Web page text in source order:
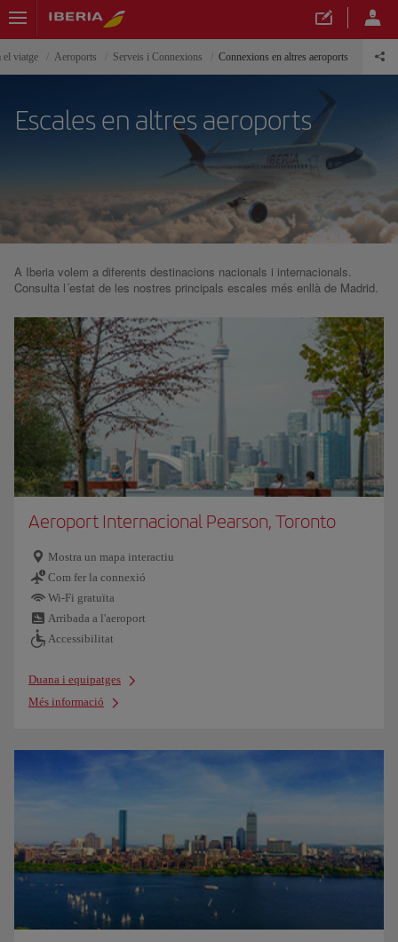
el viatge Aeroports Serveis i Connexions Connexions en altres aeroports
Escales en altres aeroports
A Iberia volem a diferents destinacions nacionals i internacionals.
Consulta l´estat de les nostres principals escales més enllà de Madrid.
Aeroport Internacional Pearson, Toronto
Mostra un mapa interactiu
Com fer la connexió
Wi-Fi gratuïta
Arribada a l'aeroport
Accessibilitat
Duana i equipatges
Més informació